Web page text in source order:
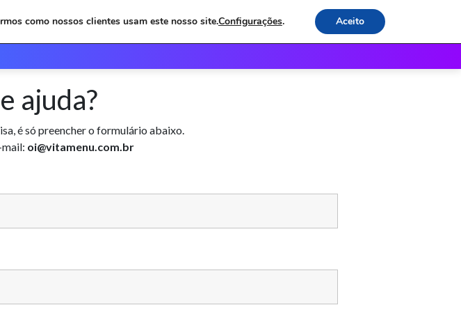
Contato
ajuda?
é só preencher o formulário abaixo.
oi@vitamenu.com.br
como nossos clientes usam este nosso site.Configurações. Aceito